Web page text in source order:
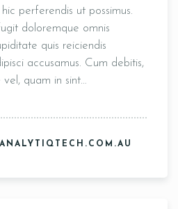
perferendis ut possimus.
doloremque omnis
quis reiciendis
accusamus. Cum debitis,
quam in sint…